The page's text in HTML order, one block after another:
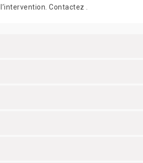
l’intervention. Contactez .